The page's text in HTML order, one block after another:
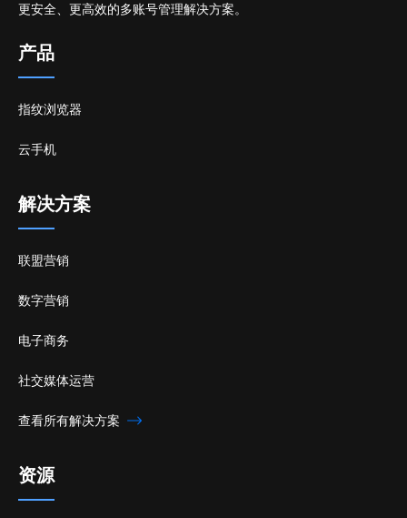
更安全、更高效的多账号管理解决方案。
产品
指纹浏览器
云手机
解决方案
联盟营销
数字营销
电子商务
社交媒体运营
查看所有解决方案
资源